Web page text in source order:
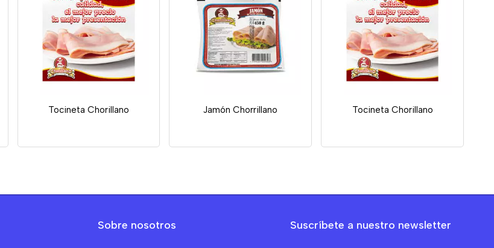
Tocineta Chorillano Jamón Chorrillano Tocineta Chorillano
Sobre nosotros Suscríbete a nuestro newsletter